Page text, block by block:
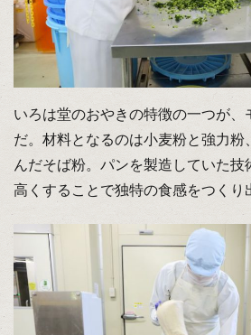
いろは堂のおやきの特徴の一つが、
だ。材料となるのは小麦粉と強力粉
んだそば粉。パンを製造していた技
高くすることで独特の食感をつくり